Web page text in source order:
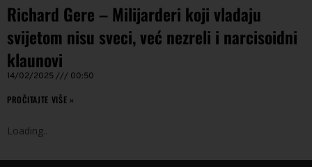
Richard Gere – Milijarderi koji vladaju
svijetom nisu sveci, već nezreli i narcisoidni
klaunovi
14/02/2025 00:50
PROČITAJTE VIŠE »
Loading..